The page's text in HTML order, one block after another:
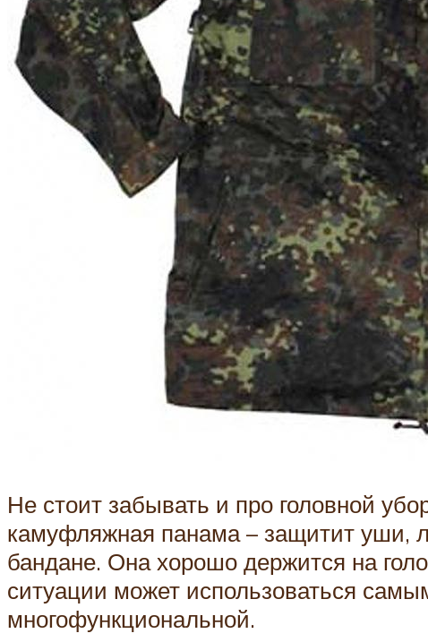
Не стоит забывать и про головной
камуфляжная панама – защитит уши,
бандане. Она хорошо держится на
ситуации может использоваться
многофункциональной.